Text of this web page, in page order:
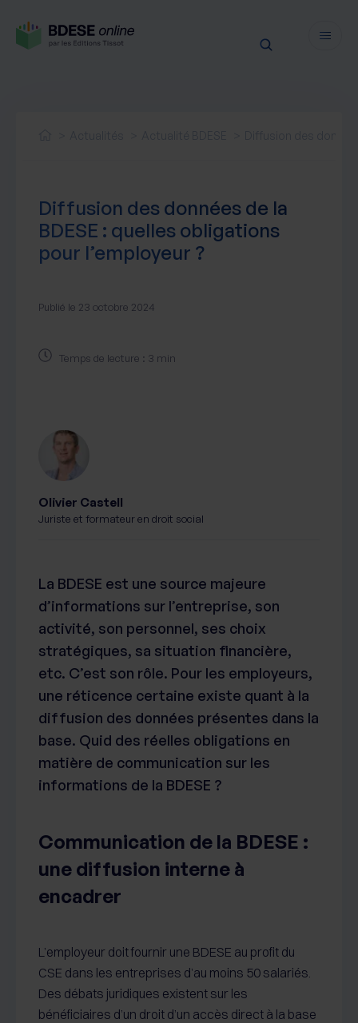
Actualités produit
Notre newsletter
Nos webinaires
Nos accompagnements
Diffusion des données de la
BDESE : quelles obligations
pour l’employeur ?
Publié le 23 octobre 2024
Temps de lecture : 3 min
La BDESE est une source majeure
d’informations sur l’entreprise, son
activité, son personnel, ses choix
stratégiques, sa situation financière,
etc. C’est son rôle. Pour les employeurs,
une réticence certaine existe quant à la
diffusion des données présentes dans la
base. Quid des réelles obligations en
matière de communication sur les
informations de la BDESE ?
Communication de la BDESE :
une diffusion interne à
encadrer
L’employeur doit fournir une BDESE au profit du
CSE dans les entreprises d’au moins 50 salariés.
Des débats juridiques existent sur les
bénéficiaires d’un droit d’un accès direct à la base
Olivier Castell
Juriste et formateur en droit social